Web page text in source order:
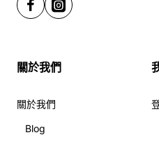
如何選擇完美的生日花束
力
是當生日來臨時，一束精美
適的花束顯得尤為重要。而在
關於我們
關於我們
Blog